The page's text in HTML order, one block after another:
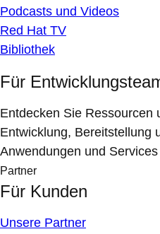
Podcasts und Videos
Red Hat TV
Bibliothek
Für
Entdecken Sie Ressourcen
Entwicklung, Bereitstellung
Anwendungen und
Partner
Für Kunden
Unsere Partner